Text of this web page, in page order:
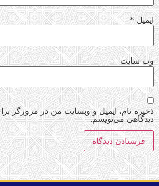
ایمیل*
وب‌ سایت
ذخیره نام، ایمیل و وبسایت من در مرورگر
دیدگاهی می‌نویسم.